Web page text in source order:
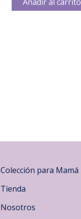
Colección para Mamá
Tienda
Nosotros